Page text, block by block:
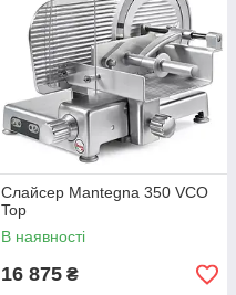
Слайсер Mantegna 350 VCO
Top
В наявності
16 875 ₴